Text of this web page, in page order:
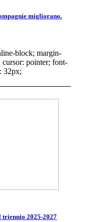
migliorano.
block; margin-
pointer; font-
32px;
triennio 2025-2027